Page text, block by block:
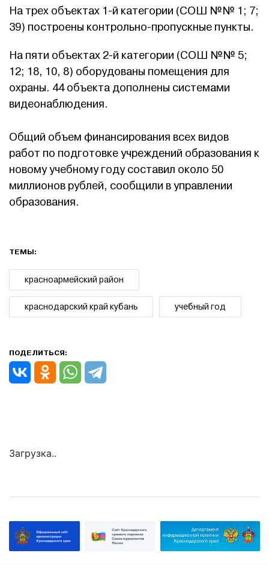
На трех объектах 1-й категории (СОШ №№ 1; 7;
39) построены контрольно-пропускные пункты.
На пяти объектах 2-й категории (СОШ №№ 5;
12; 18, 10, 8) оборудованы помещения для
охраны. 44 объекта дополнены системами
видеонаблюдения.
Общий объем финансирования всех видов
работ по подготовке учреждений образования к
новому учебному году составил около 50
миллионов рублей, сообщили в управлении
образования.
ТЕМЫ:
красноармейский район
краснодарский край кубань учебный год
ПОДЕЛИТЬСЯ:
Загрузка..